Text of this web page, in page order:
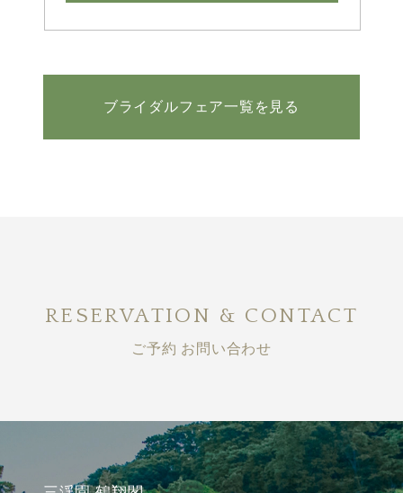
ブライダルフェア一覧を見る
RESERVATION & CONTACT
ご予約 お問い合わせ